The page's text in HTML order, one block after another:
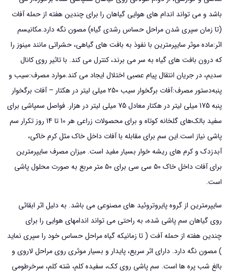
باشد و می تواند اندام های هوایی گیاهان را برای چندین هفته از حمله آفات
(تا زمان سپری شدن مراحل حساس رشدی گیاه) مصون نگه دارد.مکانیسم
اثر:ماده موثر سایپرمترین با نفوذ به بافت های گیاهی، حشراتی مانند مینوز را
که درون بافت های گیاه به سر می برند، کنترل می کند. با تاثیر روی کانال
سدیم، در جریان انتقال پیام عصبی اختلال ایجاد می کند.موارد مصرف:سیب و
پنبهدستور مصرف:
آفات برگخوار سیب 250 میلی لیتر در هکتار – آفات برگخوار
پنبه 175 میلی لیتر در هکتار معادل 75 میلی لیتر در هزار. فواصل سمپاشی برای
سفید بالک‌های گلخانه کوتاه و برای محصولات زراعی هر 10 تا 14 روز تکرار سم
پاشی نیاز است.این سم برای مقابله با آفات داخل خاک مثل کرم خاکی،
آبدزدک و کرم های ریشه خوار بسیار مفید است. میزان مصرف سایپرمترین
برای آفات داخل خاک ۵۰ سی سی برای ۵۰ متر مربع به صورت محلول پاشی
است.
سایپرمترین از گروه پایروتروئید های مصنوعی می باشد. به دلیل اثر ابقائی
روی گیاهان سم پاشی شده، به راحتی می تواند اندامهای هوایی را برای
چندین هفته از حمله آفت ( تا زمانیکه گیاه مراحل حساس خود را سپری نماید
) مصون نگه دارد. دارای اثر سریع، پایدار و بسیار موثری روی مراحل لاروی و
بالغ شب پره ها است. سم پاشی روی کک، سفیده کلم، شته کلم، سرخرطومی